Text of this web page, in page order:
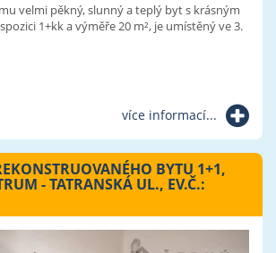
velmi pěkný, slunný a teplý byt s krásným
1+kk a výměře 20 m², je umístěný ve 3.
více informací...
BYTU 1+1,
- TATRANSKÁ UL., EV.Č.: